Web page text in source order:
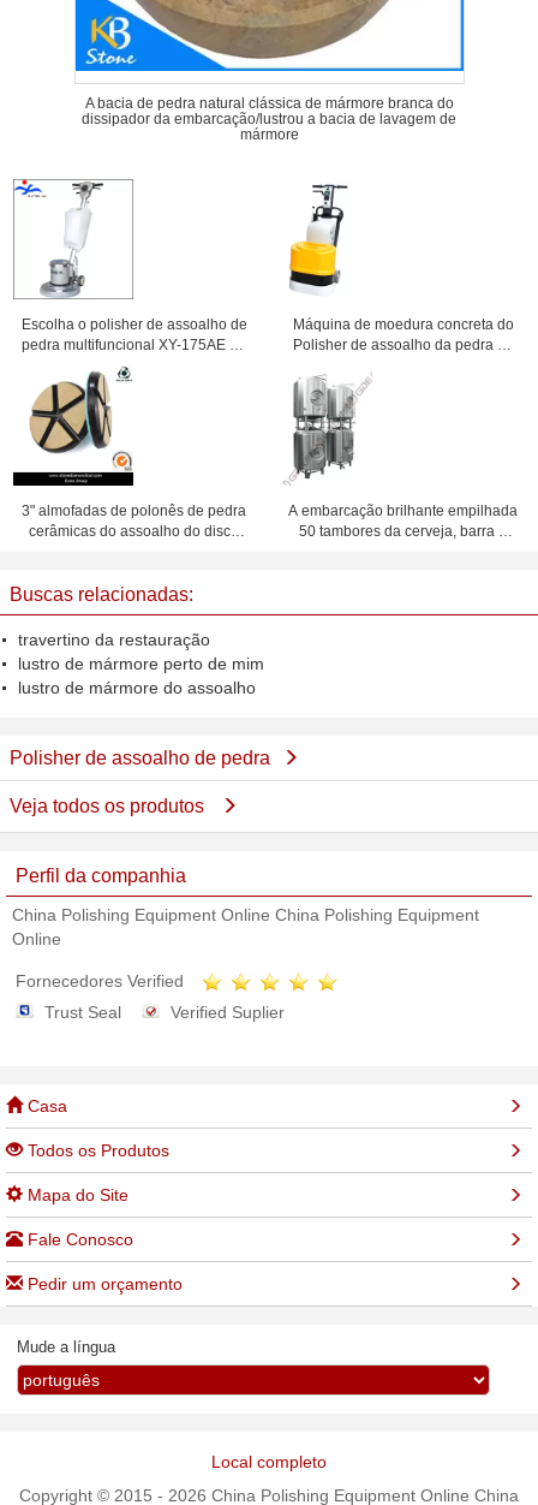
A bacia de pedra natural clássica de mármore branca do
dissipador da embarcação/lustrou a bacia de lavagem de
mármore
Escolha o polisher de assoalho de
pedra multifuncional XY-175AE da
escova
Máquina de moedura concreta do
Polisher de assoalho da pedra da
3" almofadas de polonês de pedra
cerâmicas do assoalho do disco
A embarcação brilhante empilhada
50 tambores da cerveja, barra o
Buscas relacionadas:
travertino da restauração
lustro de mármore perto de mim
lustro de mármore do assoalho
Polisher de assoalho de pedra
Veja todos os produtos
Perfil da companhia
China Polishing Equipment Online China Polishing Equipment
Online
Fornecedores Verified
Trust Seal
Verified Suplier
Casa
Todos os Produtos
Mapa do Site
Fale Conosco
Pedir um orçamento
Mude a língua
Local completo
Copyright © 2015 - 2026 China Polishing Equipment Online China